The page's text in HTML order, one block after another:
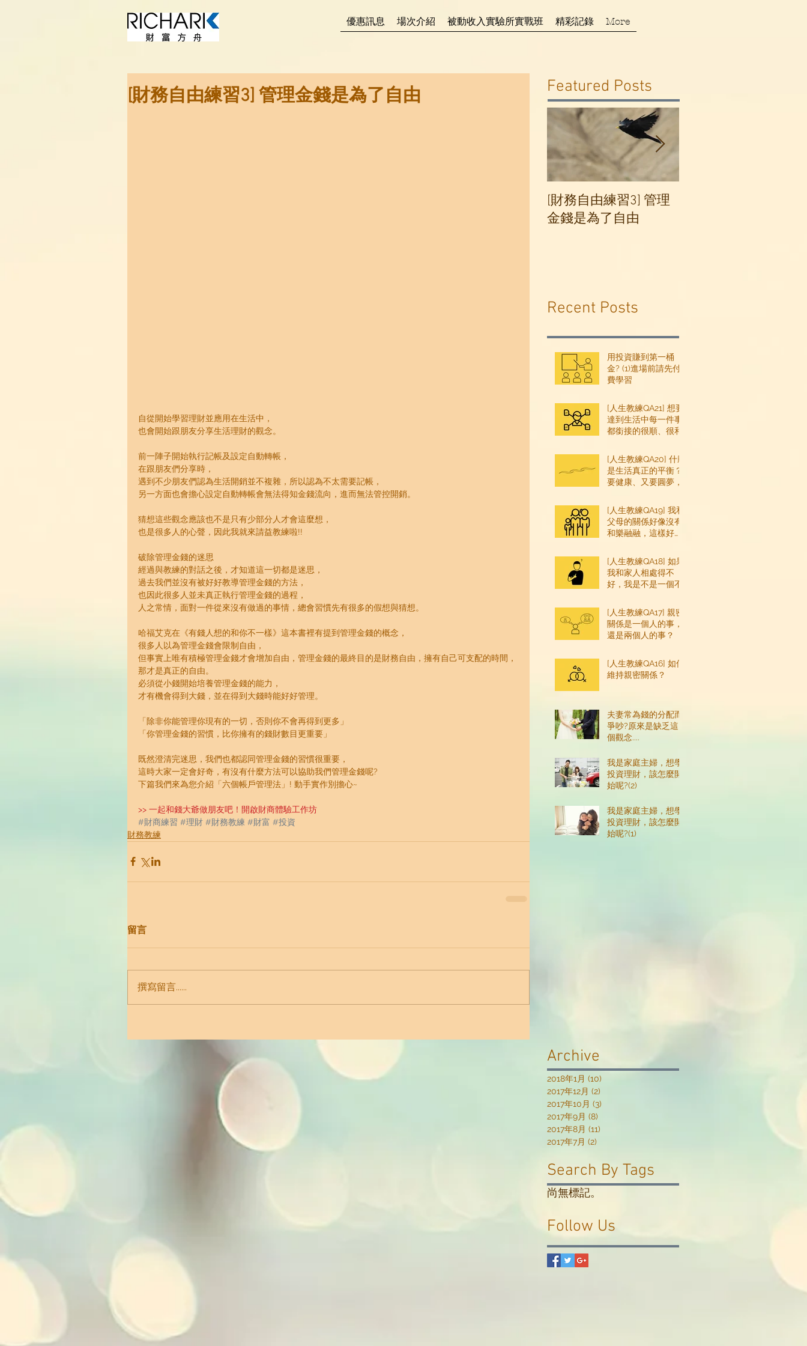
優惠訊息 場次介紹 被動收入實驗所實戰班 精彩記錄 More
[財務自由練習3] 管理金錢是為了自由
自從開始學習理財並應用在生活中，
也會開始跟朋友分享生活理財的觀念。
前一陣子開始執行記帳及設定自動轉帳，
在跟朋友們分享時，
遇到不少朋友們認為生活開銷並不複雜，所以認為不太需要記帳，
另一方面也會擔心設定自動轉帳會無法得知金錢流向，進而無法管控開銷。
猜想這些觀念應該也不是只有少部分人才會這麼想，
也是很多人的心聲，因此我就來請益教練啦!!
破除管理金錢的迷思
經過與教練的對話之後，才知道這一切都是迷思，
過去我們並沒有被好好教導管理金錢的方法，
也因此很多人並未真正執行管理金錢的過程，
人之常情，面對一件從來沒有做過的事情，總會習慣先有很多的假想與猜想。
哈福艾克在《有錢人想的和你不一樣》這本書裡有提到管理金錢的概念，
很多人以為管理金錢會限制自由，
但事實上唯有積極管理金錢才會增加自由，管理金錢的最終目的是財務自由，擁有自己可支配的時間，
那才是真正的自由。
必須從小錢開始培養管理金錢的能力，
才有機會得到大錢，並在得到大錢時能好好管理。
「除非你能管理你現有的一切，否則你不會再得到更多」
「你管理金錢的習慣，比你擁有的錢財數目更重要」
既然澄清完迷思，我們也都認同管理金錢的習慣很重要，
這時大家一定會好奇，有沒有什麼方法可以協助我們管理金錢呢?
下篇我們來為您介紹「六個帳戶管理法」! 動手實作別擔心~
>> 一起和錢大爺做朋友吧！開啟財商體驗工作坊
#財商練習 #理財 #財務教練 #財富 #投資
財務教練
留言
撰寫留言......
Featured Posts
[財務自由練習3] 管理
金錢是為了自由
Recent Posts
用投資賺到第一桶
金? (1)進場前請先付
費學習
[人生教練QA21] 想要
達到生活中每一件事
都銜接的很順、很和
嗎？
[人生教練QA20] 什麼
是生活真正的平衡？
要健康、又要圓夢，
感覺不夠用，怎麼平
衡？
[人生教練QA19] 我和
父母的關係好像沒有
和樂融融，這樣好
[人生教練QA18] 如果
我和家人相處得不
好，我是不是一個不
[人生教練QA17] 親密
關係是一個人的事，
還是兩個人的事？
[人生教練QA16] 如何
維持親密關係？
夫妻常為錢的分配而
爭吵?原來是缺乏這
個觀念....
我是家庭主婦，想學
投資理財，該怎麼開
始呢?(2)
我是家庭主婦，想學
投資理財，該怎麼開
始呢?(1)
Archive
2018年1月 (10)
2017年12月 (2)
2017年10月 (3)
2017年9月 (8)
2017年8月 (11)
2017年7月 (2)
Search By Tags
尚無標記。
Follow Us